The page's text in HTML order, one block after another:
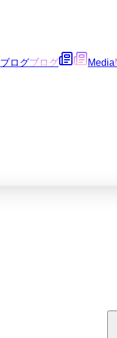
ブログブログ Media